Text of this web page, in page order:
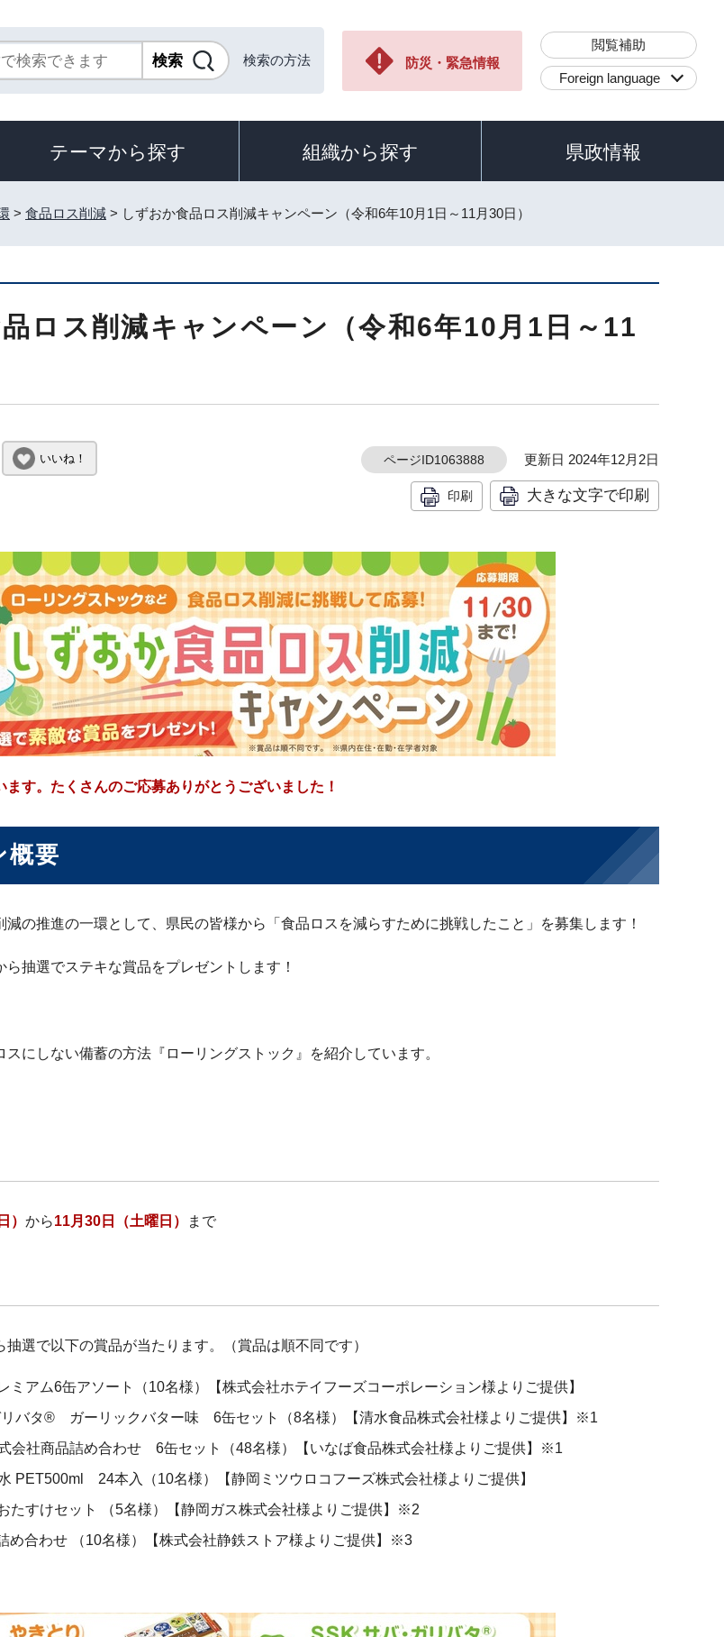
検索の方法 防災・緊急情報
閲覧補助
Foreign language
テーマから探す 組織から探す 県政情報
> 食品ロス削減 > しずおか食品ロス削減キャンペーン（令和6年10月1日～11月30日）
ロス削減キャンペーン（令和6年10月1日～11
いいね！ ページID1063888 更新日 2024年12月2日
印刷 大きな文字で印刷
す。たくさんのご応募ありがとうございました！
概要
の推進の一環として、県民の皆様から「食品ロスを減らすために挑戦したこと」を募集します！
抽選でステキな賞品をプレゼントします！
にしない備蓄の方法『ローリングストック』を紹介しています。
） から11月30日（土曜日） まで
抽選で以下の賞品が当たります。（賞品は順不同です）
アム6缶アソート（10名様）【株式会社ホテイフーズコーポレーション様よりご提供】
バタ® ガーリックバター味 6缶セット（8名様）【清水食品株式会社様よりご提供】※1
会社商品詰め合わせ 6缶セット（48名様）【いなば食品株式会社様よりご提供】※1
PET500ml 24本入（10名様）【静岡ミツウロコフーズ株式会社様よりご提供】
すけセット （5名様）【静岡ガス株式会社様よりご提供】※2
合わせ （10名様）【株式会社静鉄ストア様よりご提供】※3